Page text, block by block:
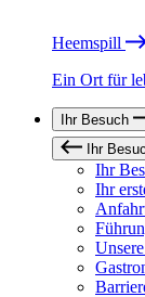
Heemspill
Ein Ort für
Ihr Besuch
Ihr
Ihr
Ihr